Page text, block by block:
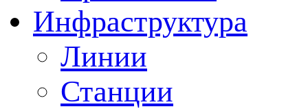
Инфраструктура
Линии
Станции